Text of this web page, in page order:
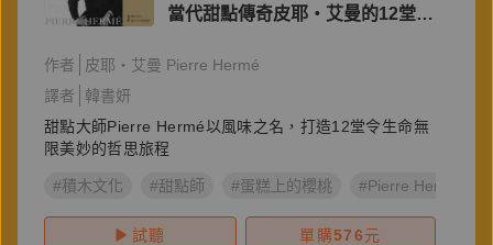
當代甜點傳奇皮耶・艾曼的12堂人
作者
皮耶・艾曼 Pierre Hermé
譯者
韓書妍
甜點大師Pierre Hermé以風味之名，打造12堂令生命無
限美妙的哲思旅程
#積木文化 #甜點師 #蛋糕上的櫻桃 #Pierre Hermé
試聽 單購576元